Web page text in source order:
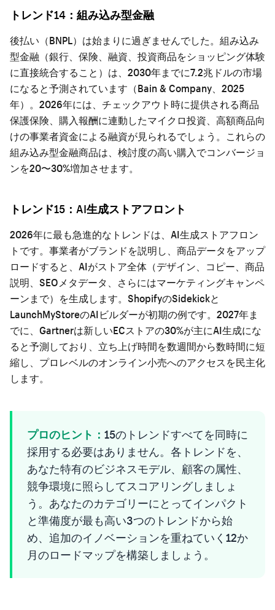
トレンド14：組み込み型金融
後払い（BNPL）は始まりに過ぎませんでした。組み込み
型金融（銀行、保険、融資、投資商品をショッピング体験
に直接統合すること）は、2030年までに7.2兆ドルの市場
になると予測されています（Bain & Company、2025
年）。2026年には、チェックアウト時に提供される商品
保護保険、購入報酬に連動したマイクロ投資、高額商品向
けの事業者資金による融資が見られるでしょう。これらの
組み込み型金融商品は、検討度の高い購入でコンバージョ
ンを20〜30%増加させます。
トレンド15：AI生成ストアフロント
2026年に最も急進的なトレンドは、AI生成ストアフロン
トです。事業者がブランドを説明し、商品データをアップ
ロードすると、AIがストア全体（デザイン、コピー、商品
説明、SEOメタデータ、さらにはマーケティングキャンペ
ーンまで）を生成します。ShopifyのSidekickと
LaunchMyStoreのAIビルダーが初期の例です。2027年ま
でに、Gartnerは新しいECストアの30%が主にAI生成にな
ると予測しており、立ち上げ時間を数週間から数時間に短
縮し、プロレベルのオンライン小売へのアクセスを民主化
します。
プロのヒント： 15のトレンドすべてを同時に
採用する必要はありません。各トレンドを、
あなた特有のビジネスモデル、顧客の属性、
競争環境に照らしてスコアリングしましょ
う。あなたのカテゴリーにとってインパクト
と準備度が最も高い3つのトレンドから始
め、追加のイノベーションを重ねていく12か
月のロードマップを構築しましょう。